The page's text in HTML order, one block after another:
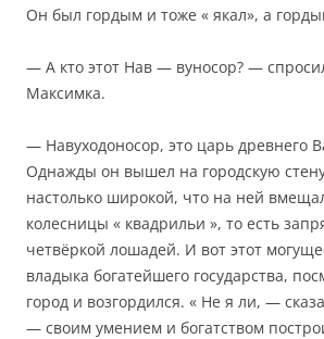
Он был гордым и тоже « якал», а
— А кто этот Нав — вуносор? —
Максимка.
— Навуходоносор, это царь древнего
Однажды он вышел на городскую
настолько широкой, что на ней
колесницы « квадрильи », то есть
четвёркой лошадей. И вот этот
владыка богатейшего государства,
город и возгордился. « Не я ли, —
— своим умением и богатством